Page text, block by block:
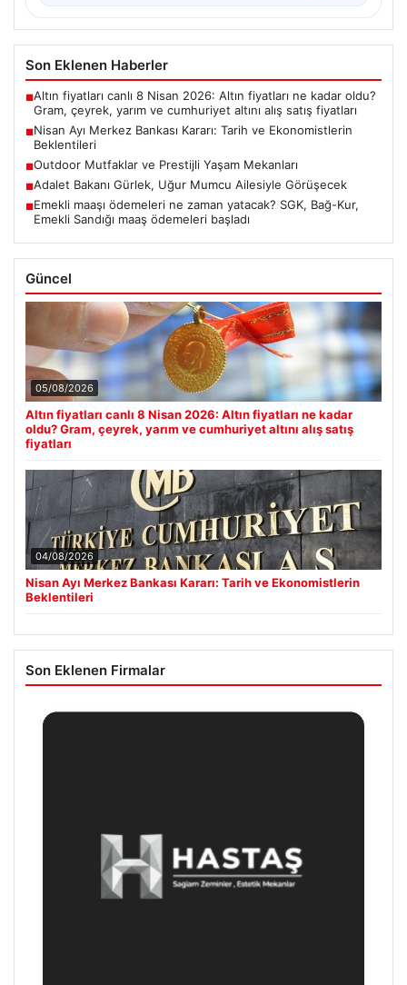
Son Eklenen Haberler
■Altın fiyatları canlı 8 Nisan 2026: Altın fiyatları ne kadar oldu?
Gram, çeyrek, yarım ve cumhuriyet altını alış satış fiyatları
■Nisan Ayı Merkez Bankası Kararı: Tarih ve Ekonomistlerin
Beklentileri
■Outdoor Mutfaklar ve Prestijli Yaşam Mekanları
■Adalet Bakanı Gürlek, Uğur Mumcu Ailesiyle Görüşecek
■Emekli maaşı ödemeleri ne zaman yatacak? SGK, Bağ-Kur,
Emekli Sandığı maaş ödemeleri başladı
Güncel
05/08/2026
Altın fiyatları canlı 8 Nisan 2026: Altın fiyatları ne kadar
oldu? Gram, çeyrek, yarım ve cumhuriyet altını alış satış
fiyatları
04/08/2026
Nisan Ayı Merkez Bankası Kararı: Tarih ve Ekonomistlerin
Beklentileri
Son Eklenen Firmalar